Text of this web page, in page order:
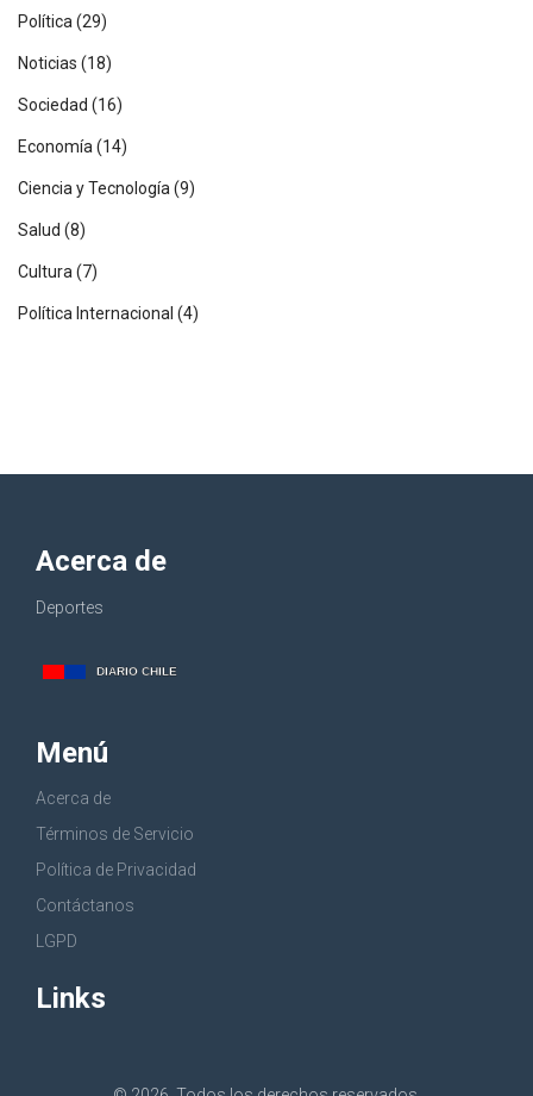
Política (29)
Noticias (18)
Sociedad (16)
Economía (14)
Ciencia y Tecnología (9)
Salud (8)
Cultura (7)
Política Internacional (4)
Acerca de
Deportes
Menú
Acerca de
Términos de Servicio
Política de Privacidad
Contáctanos
LGPD
Links